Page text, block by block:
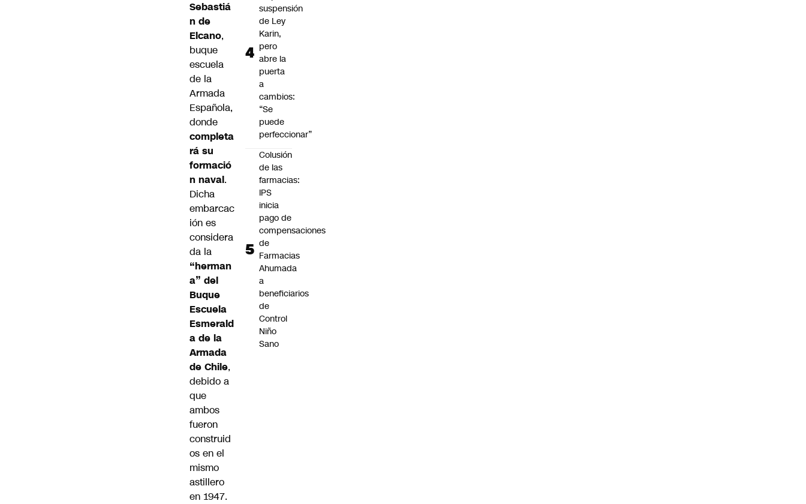
Sebastiá
n de
Elcano,
buque
escuela
de la
Armada
Española,
donde
completa
rá su
formació
n naval.
Dicha
embarcac
ión es
considera
da la
“herman
a” del
Buque
Escuela
Esmerald
a de la
Armada
de Chile,
debido a
que
ambos
fueron
construid
os en el
mismo
astillero
en 1947.
suspensión
de Ley
Karin,
pero
abre la
puerta
a
cambios:
“Se
puede
perfeccionar”
Colusión
de las
farmacias:
IPS
inicia
pago de
compensaciones
de
Farmacias
Ahumada
a
beneficiarios
de
Control
Niño
Sano